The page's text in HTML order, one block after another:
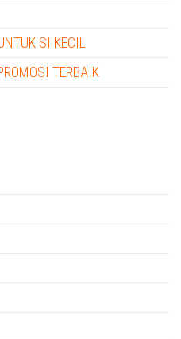
SI KECIL
TERBAIK